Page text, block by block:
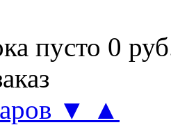
пусто 0
▼
▲